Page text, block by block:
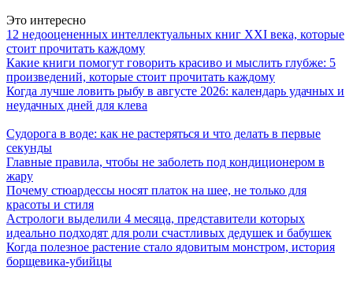
Это интересно
12 недооцененных интеллектуальных книг XXI века, которые
стоит прочитать каждому
Какие книги помогут говорить красиво и мыслить глубже: 5
произведений, которые стоит прочитать каждому
Когда лучше ловить рыбу в августе 2026: календарь удачных и
неудачных дней для клева
Судорога в воде: как не растеряться и что делать в первые
секунды
Главные правила, чтобы не заболеть под кондиционером в
жару
Почему стюардессы носят платок на шее, не только для
красоты и стиля
Астрологи выделили 4 месяца, представители которых
идеально подходят для роли счастливых дедушек и бабушек
Когда полезное растение стало ядовитым монстром, история
борщевика-убийцы